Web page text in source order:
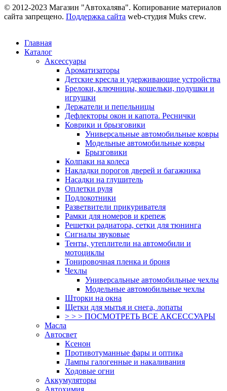
© 2012-2023 Магазин "Автохалява". Копирование материалов
сайта запрещено. Поддержка сайта web-студия Muks crew.
Главная
Каталог
Аксессуары
Ароматизаторы
Детские кресла и удерживающие устройства
Брелоки, ключницы, кошельки, подушки и
игрушки
Держатели и пепельницы
Дефлекторы окон и капота. Реснички
Коврики и брызговики
Универсальные автомобильные ковры
Модельные автомобильные ковры
Брызговики
Колпаки на колеса
Накладки порогов дверей и багажника
Насадки на глушитель
Оплетки руля
Подлокотники
Разветвители прикуривателя
Рамки для номеров и крепеж
Решетки радиатора, сетки для тюнинга
Сигналы звуковые
Тенты, утеплители на автомобили и
мотоциклы
Тонировочная пленка и броня
Чехлы
Универсальные автомобильные чехлы
Модельные автомобильные чехлы
Шторки на окна
Щетки для мытья и снега, лопаты
> > > ПОСМОТРЕТЬ ВСЕ АКСЕССУАРЫ
Масла
Автосвет
Ксенон
Противотуманные фары и оптика
Лампы галогенные и накаливания
Ходовые огни
Аккумуляторы
Автохимия